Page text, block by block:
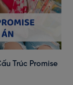
Trúc Promise